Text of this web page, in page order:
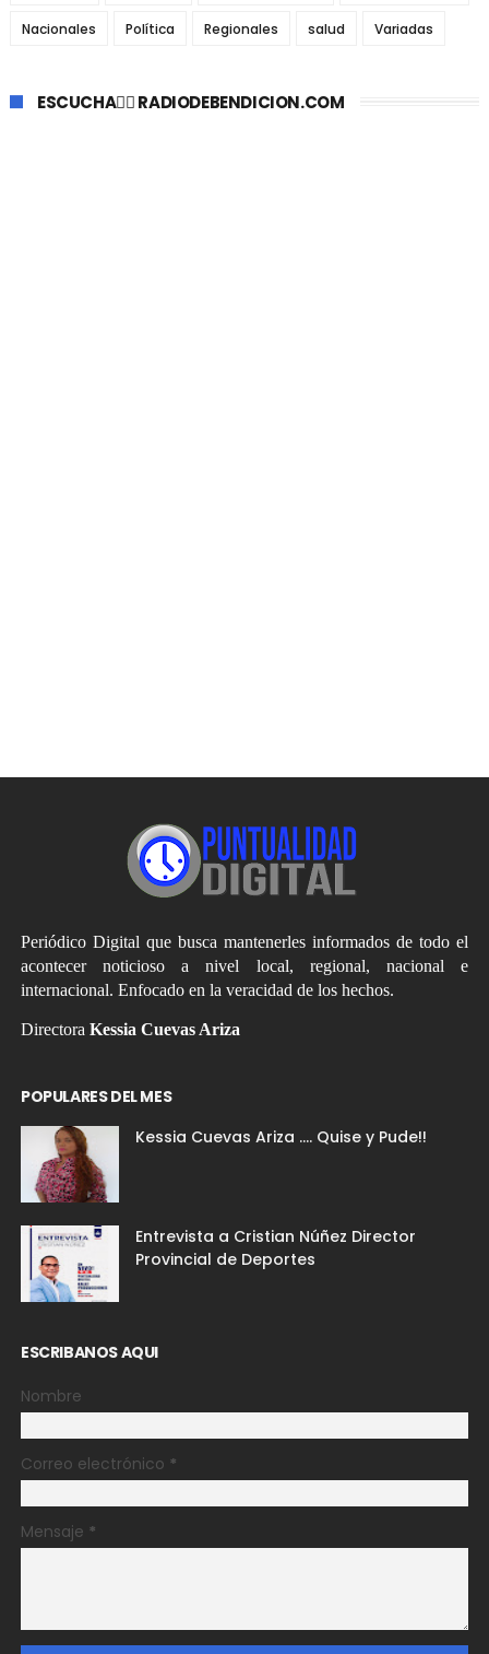
Nacionales Política Regionales salud Variadas
ESCUCHA👉🏼 RADIODEBENDICION.COM
Periódico Digital que busca mantenerles informados de todo el
acontecer noticioso a nivel local, regional, nacional e
internacional. Enfocado en la veracidad de los hechos.
Directora Kessia Cuevas Ariza
POPULARES DEL MES
Kessia Cuevas Ariza .... Quise y Pude!!
Entrevista a Cristian Núñez Director
Provincial de Deportes
ESCRIBANOS AQUI
Nombre
Correo electrónico *
Mensaje *